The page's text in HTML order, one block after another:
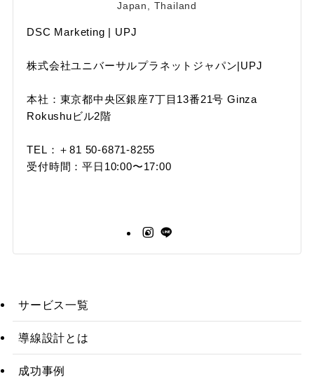
Japan, Thailand
DSC Marketing | UPJ
株式会社ユニバーサルプラネットジャパン|UPJ
本社：東京都中央区銀座7丁目13番21号 Ginza
Rokushuビル2階
TEL：＋81 50-6871-8255
受付時間：平日10:00〜17:00
サービス一覧
導線設計とは
成功事例